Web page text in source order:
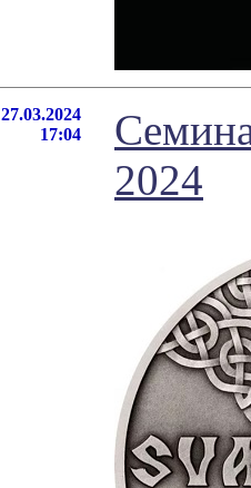
27.03.2024
17:04
2024